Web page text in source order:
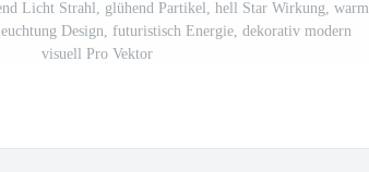
Licht Strahl, glühend Partikel, hell Star Wirkung, warm
Design, futuristisch Energie, dekorativ modern
visuell Pro Vektor